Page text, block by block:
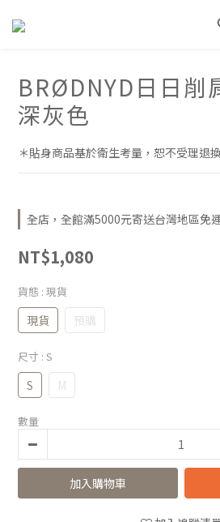
BRØDNYD日日削
深灰色
＊貼身商品基於衛生考量，恕不受理退
全店，全館滿5000元寄送台灣地區免
NT$1,080
貨態 : 現貨
現貨 預購
尺寸 : S
S M
數量
加入購物車